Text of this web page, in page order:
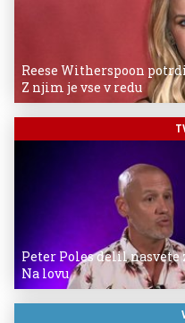
Reese Witherspoon
Z njim je vse v redu
Peter Poles delil nasvete
Na lovu